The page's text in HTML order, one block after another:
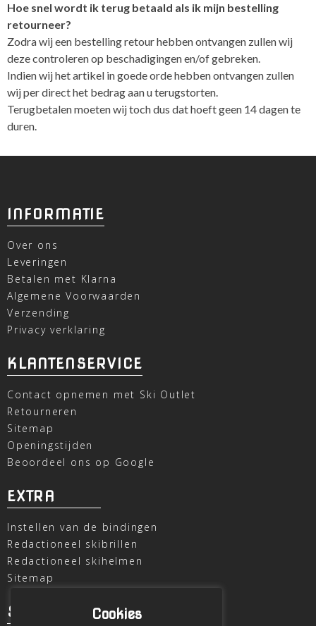
Hoe snel wordt ik terug betaald als ik mijn bestelling
retourneer?
Zodra wij een bestelling retour hebben ontvangen zullen wij
deze controleren op beschadigingen en/of gebreken.
Indien wij het artikel in goede orde hebben ontvangen zullen
wij per direct het bedrag aan u terugstorten.
Terugbetalen moeten wij toch dus dat hoeft geen 14 dagen te
duren.
INFORMATIE
Over ons
Leveringen
Betalen met Klarna
Algemene Voorwaarden
Verzending
Privacy verklaring
KLANTENSERVICE
Contact opnemen met Ski Outlet
Retourneren
Sitemap
Openingstijden
Beoordeel ons op Google
EXTRA
Instellen van de bindingen
Redactioneel skibrillen
Redactioneel skihelmen
Sitemap
SKI OUTLETCookies